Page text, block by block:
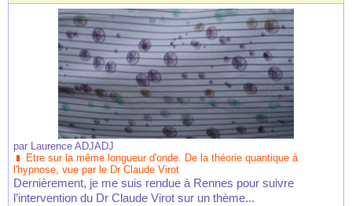
par Laurence ADJADJ
Etre sur la même longueur d'onde. De la théorie quantique à
l'hypnose, vue par le Dr Claude Virot
Dernièrement, je me suis rendue à Rennes pour suivre
l’intervention du Dr Claude Virot sur un thème...